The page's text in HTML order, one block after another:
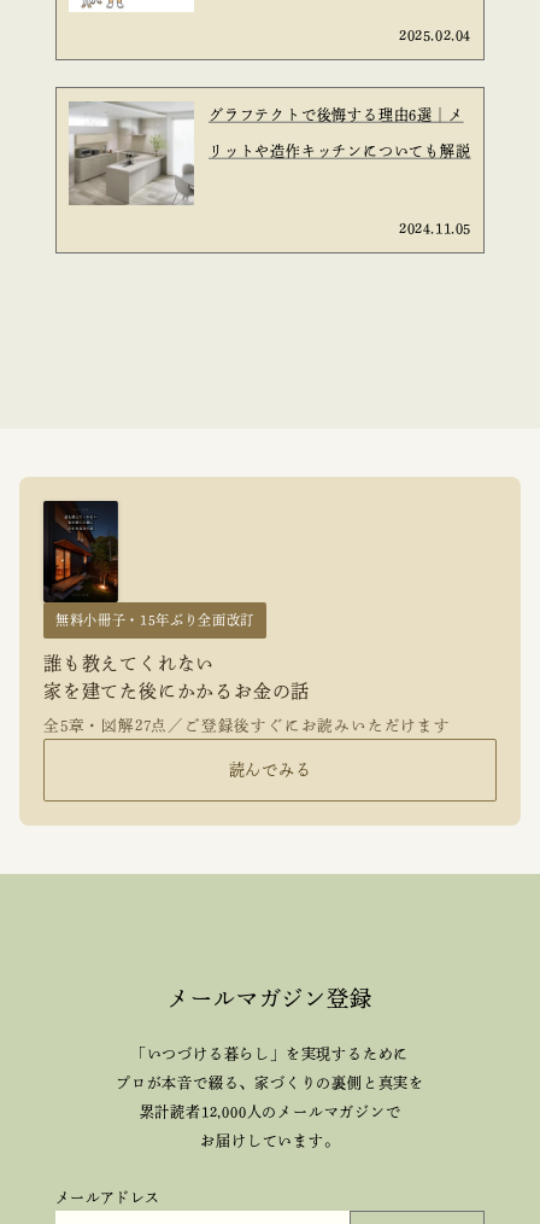
2025.02.04
グラフテクトで後悔する理由6選｜メ
リットや造作キッチンについても解説
2024.11.05
無料小冊子・15年ぶり全面改訂
誰も教えてくれない
家を建てた後にかかるお金の話
全5章・図解27点／ご登録後すぐにお読みいただけます
読んでみる
メールマガジン登録
「いつづける暮らし」を実現するために
プロが本音で綴る、家づくりの裏側と真実を
累計読者12,000人のメールマガジンで
お届けしています。
メールアドレス